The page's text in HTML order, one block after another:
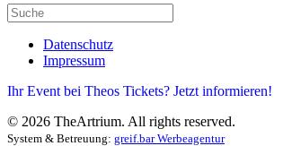
Datenschutz
Impressum
Ihr Event bei Theos Tickets? Jetzt informieren!
© 2026 TheArtrium. All rights reserved.
System & Betreuung: greif.bar Werbeagentur